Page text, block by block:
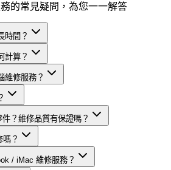
的常見疑問，為您一一解答
時間？
計算？
維修服務？
？維修品質有保證嗎？
嗎？
/ iMac 維修服務？